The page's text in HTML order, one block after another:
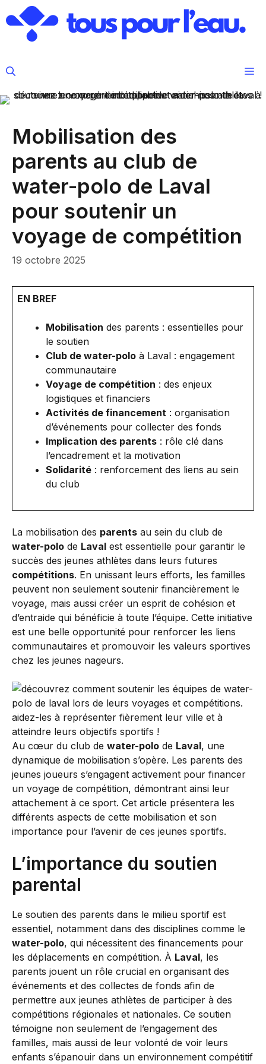
au
contenu
Mobilisation des
parents au club de
water-polo de Laval
pour soutenir un
voyage de compétition
19 octobre 2025
EN BREF
Mobilisation des parents : essentielles pour
le soutien
Club de water-polo à Laval : engagement
communautaire
Voyage de compétition : des enjeux
logistiques et financiers
Activités de financement : organisation
d’événements pour collecter des fonds
Implication des parents : rôle clé dans
l’encadrement et la motivation
Solidarité : renforcement des liens au sein
du club
La mobilisation des parents au sein du club de
water-polo de Laval est essentielle pour garantir le
succès des jeunes athlètes dans leurs futures
compétitions. En unissant leurs efforts, les familles
peuvent non seulement soutenir financièrement le
voyage, mais aussi créer un esprit de cohésion et
d’entraide qui bénéficie à toute l’équipe. Cette initiative
est une belle opportunité pour renforcer les liens
communautaires et promouvoir les valeurs sportives
chez les jeunes nageurs.
Au cœur du club de water-polo de Laval, une
dynamique de mobilisation s’opère. Les parents des
jeunes joueurs s’engagent activement pour financer
un voyage de compétition, démontrant ainsi leur
attachement à ce sport. Cet article présentera les
différents aspects de cette mobilisation et son
importance pour l’avenir de ces jeunes sportifs.
L’importance du soutien
parental
Le soutien des parents dans le milieu sportif est
essentiel, notamment dans des disciplines comme le
water-polo, qui nécessitent des financements pour
les déplacements en compétition. À Laval, les
parents jouent un rôle crucial en organisant des
événements et des collectes de fonds afin de
permettre aux jeunes athlètes de participer à des
compétitions régionales et nationales. Ce soutien
témoigne non seulement de l’engagement des
familles, mais aussi de leur volonté de voir leurs
enfants s’épanouir dans un environnement compétitif